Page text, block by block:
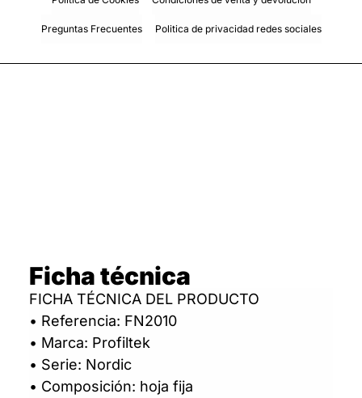
Preguntas Frecuentes Politica de privacidad redes sociales
Ficha técnica
FICHA TÉCNICA DEL PRODUCTO
• Referencia: FN2010
• Marca: Profiltek
• Serie: Nordic
• Composición: hoja fija